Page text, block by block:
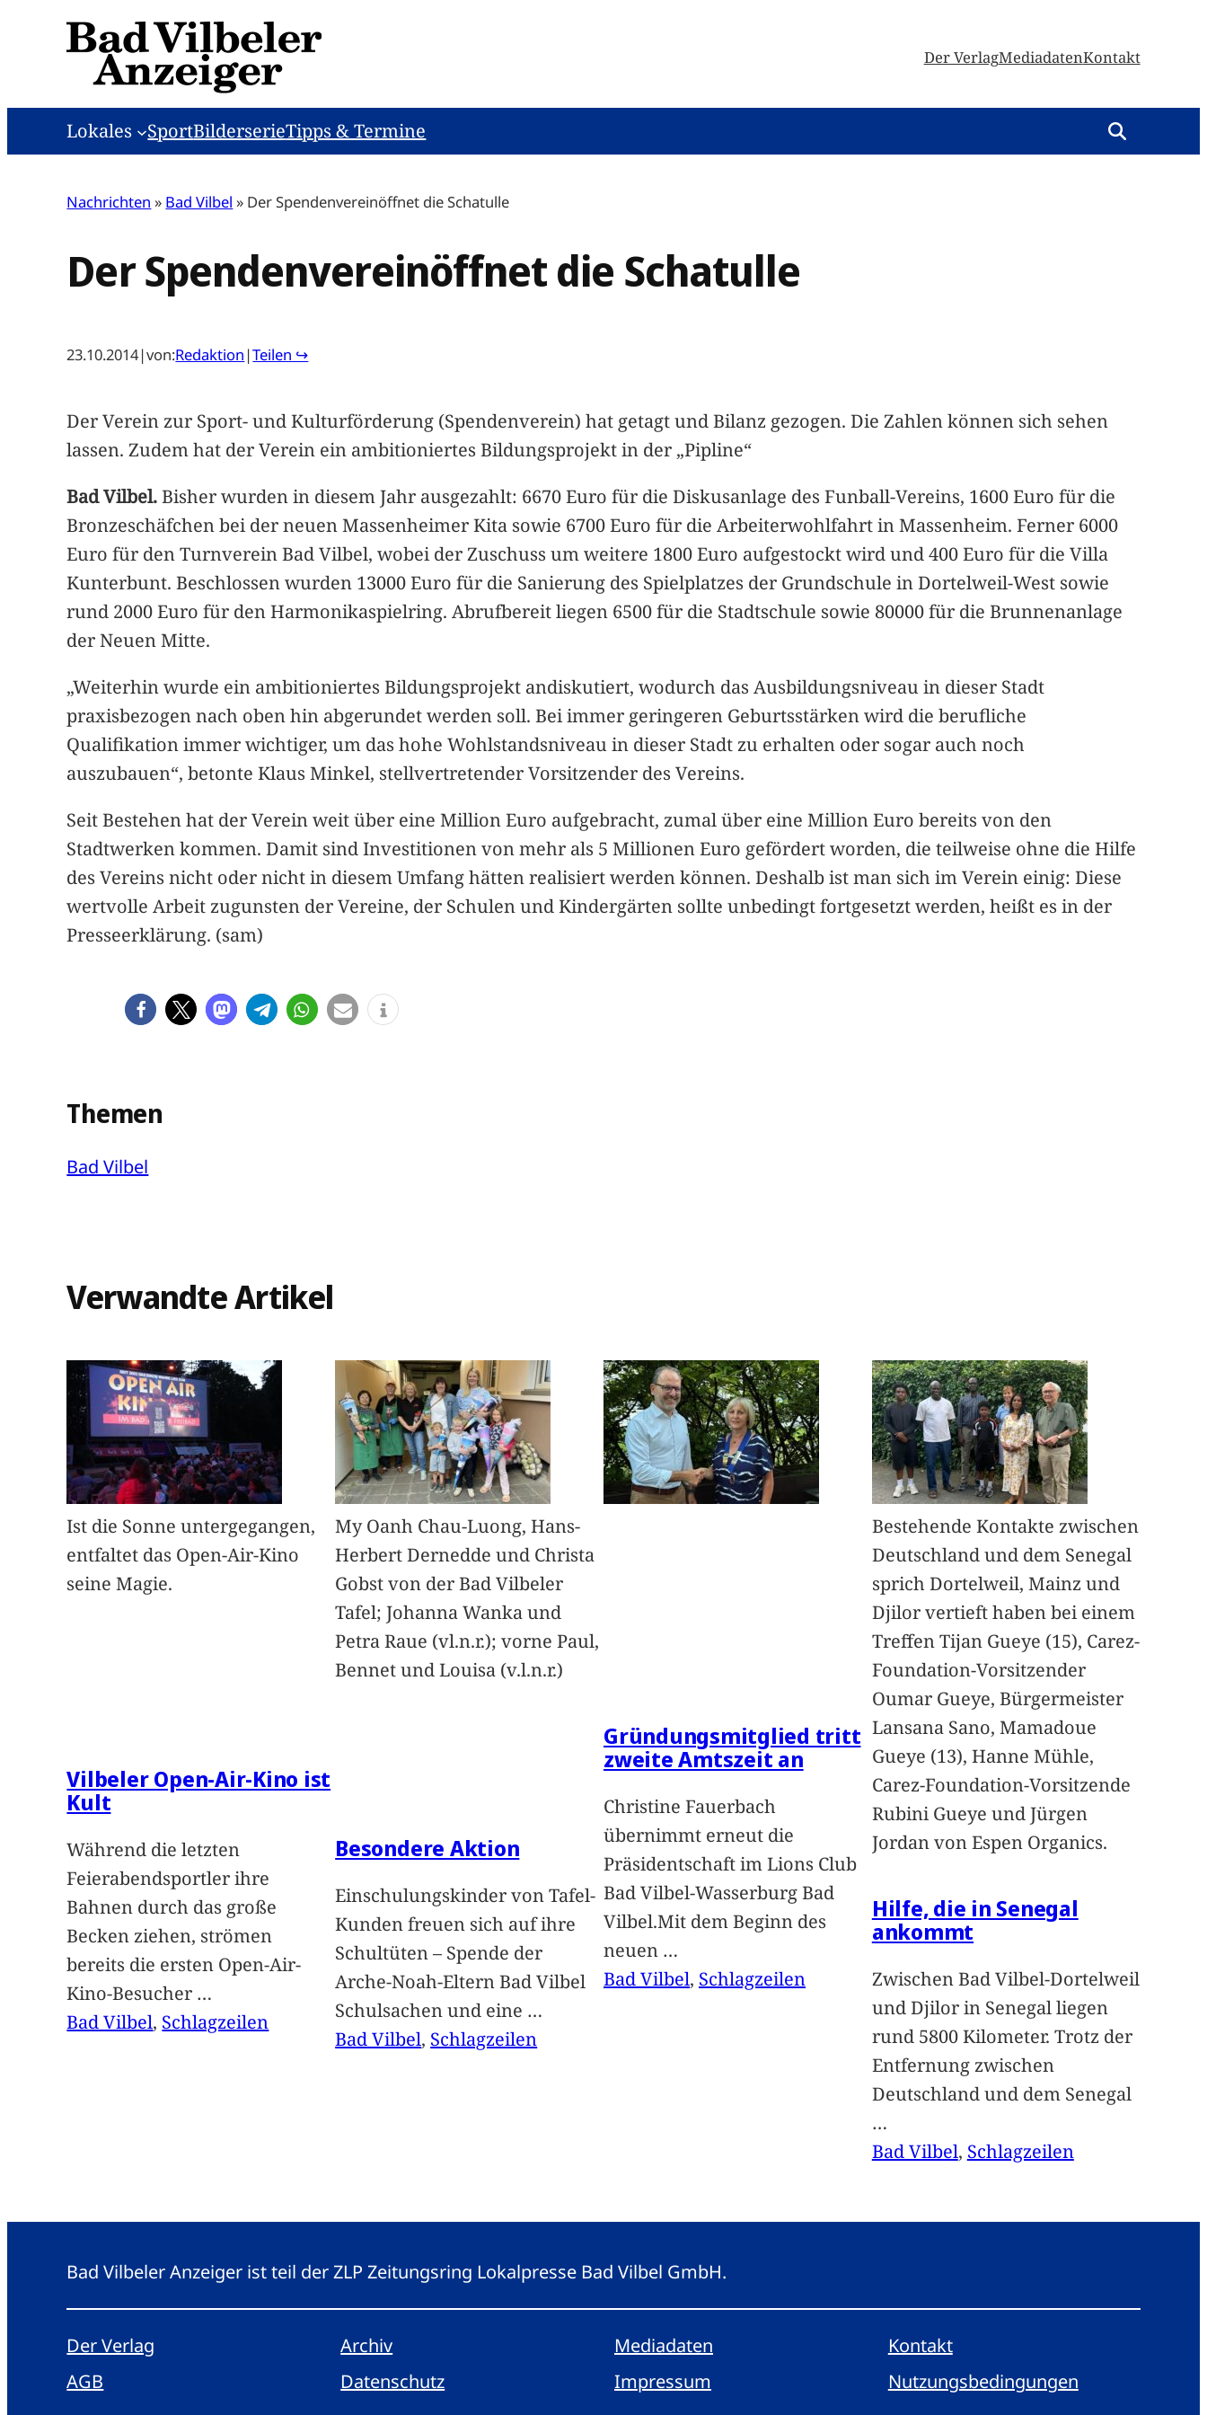
Der VerlagMediadatenKontakt
Lokales SportBilderserieTipps & Termine
Nachrichten » Bad Vilbel » Der Spendenvereinöffnet die Schatulle
Der Spendenvereinöffnet die Schatulle
23.10.2014|von:Redaktion |Teilen ↪
Der Verein zur Sport- und Kulturförderung (Spendenverein) hat getagt und Bilanz gezogen. Die Zahlen können sich sehen
lassen. Zudem hat der Verein ein ambitioniertes Bildungsprojekt in der „Pipline“
Bad Vilbel.Bisher wurden in diesem Jahr ausgezahlt: 6670 Euro für die Diskusanlage des Funball-Vereins, 1600 Euro für die
Bronzeschäfchen bei der neuen Massenheimer Kita sowie 6700 Euro für die Arbeiterwohlfahrt in Massenheim. Ferner 6000
Euro für den Turnverein Bad Vilbel, wobei der Zuschuss um weitere 1800 Euro aufgestockt wird und 400 Euro für die Villa
Kunterbunt. Beschlossen wurden 13000 Euro für die Sanierung des Spielplatzes der Grundschule in Dortelweil-West sowie
rund 2000 Euro für den Harmonikaspielring. Abrufbereit liegen 6500 für die Stadtschule sowie 80000 für die Brunnenanlage
der Neuen Mitte.
„Weiterhin wurde ein ambitioniertes Bildungsprojekt andiskutiert, wodurch das Ausbildungsniveau in dieser Stadt
praxisbezogen nach oben hin abgerundet werden soll. Bei immer geringeren Geburtsstärken wird die berufliche
Qualifikation immer wichtiger, um das hohe Wohlstandsniveau in dieser Stadt zu erhalten oder sogar auch noch
auszubauen“, betonte Klaus Minkel, stellvertretender Vorsitzender des Vereins.
Seit Bestehen hat der Verein weit über eine Million Euro aufgebracht, zumal über eine Million Euro bereits von den
Stadtwerken kommen. Damit sind Investitionen von mehr als 5 Millionen Euro gefördert worden, die teilweise ohne die Hilfe
des Vereins nicht oder nicht in diesem Umfang hätten realisiert werden können. Deshalb ist man sich im Verein einig: Diese
wertvolle Arbeit zugunsten der Vereine, der Schulen und Kindergärten sollte unbedingt fortgesetzt werden, heißt es in der
Presseerklärung. (sam)
Themen
Bad Vilbel
Verwandte Artikel
Ist die Sonne untergegangen,
entfaltet das Open-Air-Kino
seine Magie.
Vilbeler Open-Air-Kino ist
Kult
Während die letzten
Feierabendsportler ihre
Bahnen durch das große
Becken ziehen, strömen
bereits die ersten Open-Air-
Kino-Besucher …
Bad Vilbel, Schlagzeilen
My Oanh Chau-Luong, Hans-
Herbert Dernedde und Christa
Gobst von der Bad Vilbeler
Tafel; Johanna Wanka und
Petra Raue (vl.n.r.); vorne Paul,
Bennet und Louisa (v.l.n.r.)
Besondere Aktion
Einschulungskinder von Tafel-
Kunden freuen sich auf ihre
Schultüten – Spende der
Arche-Noah-Eltern Bad Vilbel
Schulsachen und eine …
Bad Vilbel, Schlagzeilen
Gründungsmitglied tritt
zweite Amtszeit an
Christine Fauerbach
übernimmt erneut die
Präsidentschaft im Lions Club
Bad Vilbel-Wasserburg Bad
Vilbel.Mit dem Beginn des
neuen …
Bad Vilbel, Schlagzeilen
Bestehende Kontakte zwischen
Deutschland und dem Senegal
sprich Dortelweil, Mainz und
Djilor vertieft haben bei einem
Treffen Tijan Gueye (15), Carez-
Foundation-Vorsitzender
Oumar Gueye, Bürgermeister
Lansana Sano, Mamadoue
Gueye (13), Hanne Mühle,
Carez-Foundation-Vorsitzende
Rubini Gueye und Jürgen
Jordan von Espen Organics.
Hilfe, die in Senegal
ankommt
Zwischen Bad Vilbel-Dortelweil
und Djilor in Senegal liegen
rund 5800 Kilometer. Trotz der
Entfernung zwischen
Deutschland und dem Senegal
…
Bad Vilbel, Schlagzeilen
Bad Vilbeler Anzeiger ist teil der ZLP Zeitungsring Lokalpresse Bad Vilbel GmbH.
Der Verlag Archiv Mediadaten
Kontakt
AGB
Datenschutz Impressum Nutzungsbedingungen